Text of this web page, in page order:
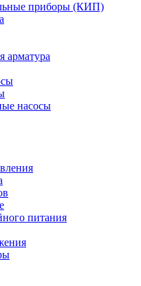
приборы (КИП)
арматура
насосы
питания